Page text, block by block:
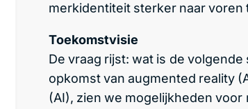
merkidentiteit sterker naar voren
Toekomstvisie
De vraag rijst: wat is de
opkomst van augmented reality
(AI), zien we mogelijkheden